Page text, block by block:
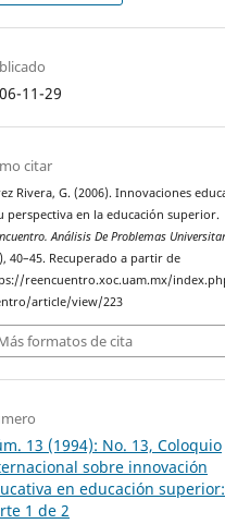
11-29
citar
Rivera, G. (2006). Innovaciones
perspectiva en la educación superior.
Análisis De Problemas
40–45. Recuperado a partir de
reencuentro.xoc.uam.mx/
article/view/223
formatos de cita
13 (1994): No. 13, Coloquio
sobre innovación
en educación superior:
1 de 2